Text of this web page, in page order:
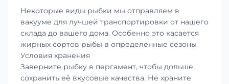
Некоторые виды рыбки мы отправляем в
вакууме для лучшей транспортировки от нашего
склада до вашего дома. Особенно это касается
жирных сортов рыбы в определенные сезоны
Условия хранения
Заверните рыбку в пергамент, чтобы дольше
сохранить её вкусовые качества. Не храните